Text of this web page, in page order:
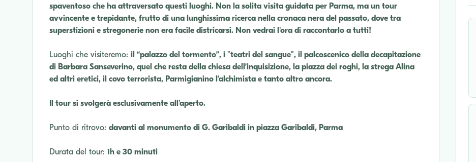
spaventoso che ha attraversato questi luoghi. Non la solita visita guidata per Parma, ma un tour
avvincente e trepidante, frutto di una lunghissima ricerca nella cronaca nera del passato, dove tra
superstizioni e stregonerie non era facile districarsi. Non vedrai l'ora di raccontarlo a tutti!
Luoghi che visiteremo: il “palazzo del tormento”, i "teatri del sangue", il palcoscenico della decapitazione
di Barbara Sanseverino, quel che resta della chiesa dell’inquisizione, la piazza dei roghi, la strega Alina
ed altri eretici, il covo terrorista, Parmigianino l’alchimista e tanto altro ancora.
Il tour si svolgerà esclusivamente all'aperto.
Punto di ritrovo: davanti al monumento di G. Garibaldi in piazza Garibaldi, Parma
Durata del tour: 1h e 30 minuti